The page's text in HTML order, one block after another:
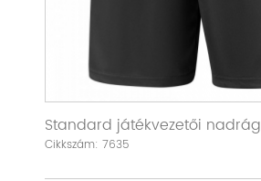
Standard játékvezetői nadrág
Cikkszám: 7635